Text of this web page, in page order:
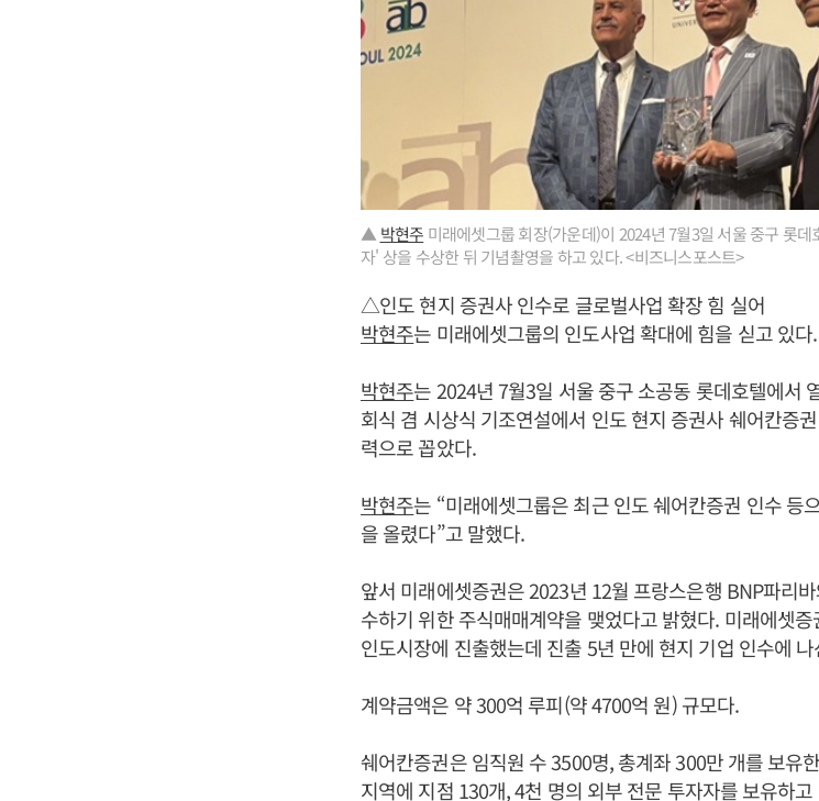
▲ 박현주 미래에셋그룹 회장(가운데)이 2024년 7월3일 서울 중구 롯
자' 상을 수상한 뒤 기념촬영을 하고 있다. <비즈니스포스트>
△인도 현지 증권사 인수로 글로벌사업 확장 힘 실어
박현주는 미래에셋그룹의 인도사업 확대에 힘을 싣고 있다.
박현주는 2024년 7월3일 서울 중구 소공동 롯데호텔에서
회식 겸 시상식 기조연설에서 인도 현지 증권사 쉐어칸증
력으로 꼽았다.
박현주는 “미래에셋그룹은 최근 인도 쉐어칸증권 인수 등
을 올렸다”고 말했다.
앞서 미래에셋증권은 2023년 12월 프랑스은행 BNP파리
수하기 위한 주식매매계약을 맺었다고 밝혔다. 미래에셋
인도시장에 진출했는데 진출 5년 만에 현지 기업 인수에
계약금액은 약 300억 루피(약 4700억 원) 규모다.
쉐어칸증권은 임직원 수 3500명, 총계좌 300만 개를 보유
지역에 지점 130개, 4천 명의 외부 전문 투자자를 보유하고